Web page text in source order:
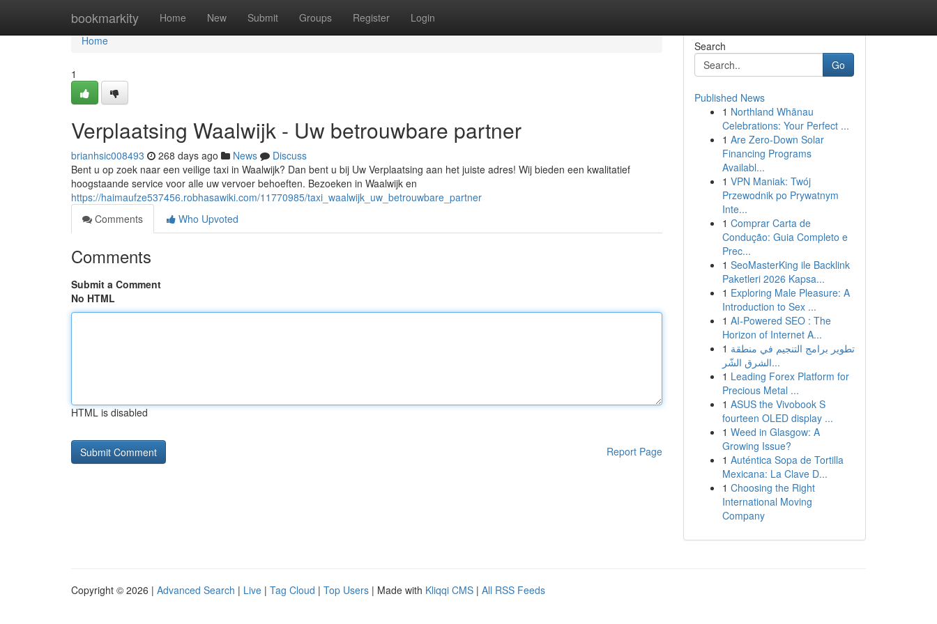
bookmarkity Home New Submit Groups Register Login
Home
Home
1
Verplaatsing Waalwijk - Uw betrouwbare partner
brianhsic008493 268 days ago News
Discuss
Bent u op zoek naar een veilige taxi in Waalwijk? Dan bent u bij Uw Verplaatsing aan het juiste adres! Wij bieden een kwalitatief
hoogstaande service voor alle uw vervoer behoeften. Bezoeken in Waalwijk en
https://haimaufze537456.robhasawiki.com/11770985/taxi_waalwijk_uw_betrouwbare_partner
Comments
Who Upvoted
Comments
Submit a Comment
No HTML
HTML is disabled
Report Page
Search
Go
Published News
1 Northland Whānau
Celebrations: Your Perfect ...
1 Are Zero-Down Solar
Financing Programs
Availabl...
1 VPN Maniak: Twój
Przewodnik po Prywatnym
Inte...
1 Comprar Carta de
Condução: Guia Completo e
Prec...
1 SeoMasterKing ile Backlink
Paketleri 2026 Kapsa...
1 Exploring Male Pleasure: A
Introduction to Sex ...
1 AI-Powered SEO : The
Horizon of Internet A...
1 تطوير برامج التنجيم في منطقة
الشرق الشّر...
1 Leading Forex Platform for
Precious Metal ...
1 ASUS the Vivobook S
fourteen OLED display ...
1 Weed in Glasgow: A
Growing Issue?
1 Auténtica Sopa de Tortilla
Mexicana: La Clave D...
1 Choosing the Right
International Moving
Company
Copyright © 2026 | Advanced Search | Live | Tag Cloud | Top Users | Made with Kliqqi CMS | All RSS Feeds